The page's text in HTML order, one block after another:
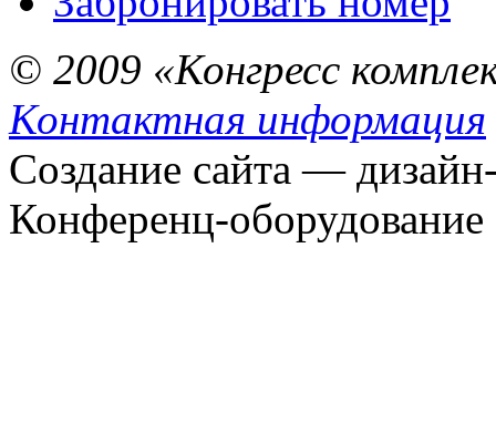
© 2009 «Конгресс
Контактная информация
Создание сайта —
Конференц-оборудование